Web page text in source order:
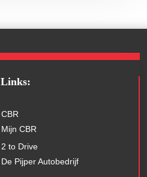
Links:
CBR
Mijn CBR
2 to Drive
De Pijper Autobedrijf